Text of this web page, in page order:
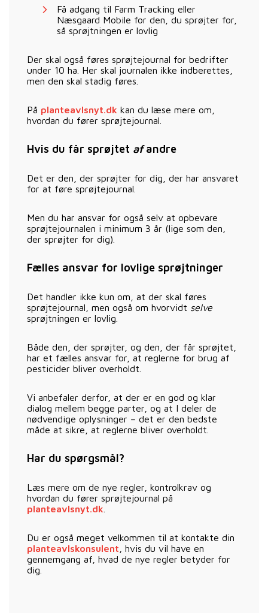
Få adgang til Farm Tracking eller
Næsgaard Mobile for den, du sprøjter for,
så sprøjtningen er lovlig
Der skal også føres sprøjtejournal for bedrifter
under 10 ha. Her skal journalen ikke indberettes,
men den skal stadig føres.
På planteavlsnyt.dk kan du læse mere om,
hvordan du fører sprøjtejournal.
Hvis du får sprøjtet afandre
Det er den, der sprøjter for dig, der har ansvaret
for at føre sprøjtejournal.
Men du har ansvar for også selv at opbevare
sprøjtejournalen i minimum 3 år (lige som den,
der sprøjter for dig).
Fælles ansvar for lovlige sprøjtninger
Det handler ikke kun om, at der skal føres
sprøjtejournal, men også om hvorvidt selve
sprøjtningen er lovlig.
Både den, der sprøjter, og den, der får sprøjtet,
har et fælles ansvar for, at reglerne for brug af
pesticider bliver overholdt.
Vi anbefaler derfor, at der er en god og klar
dialog mellem begge parter, og at I deler de
nødvendige oplysninger – det er den bedste
måde at sikre, at reglerne bliver overholdt.
Har du spørgsmål?
Læs mere om de nye regler, kontrolkrav og
hvordan du fører sprøjtejournal på
planteavlsnyt.dk
Du er også meget velkommen til at kontakte din
planteavlskonsulent , hvis du vil have en
gennemgang af, hvad de nye regler betyder for
dig.